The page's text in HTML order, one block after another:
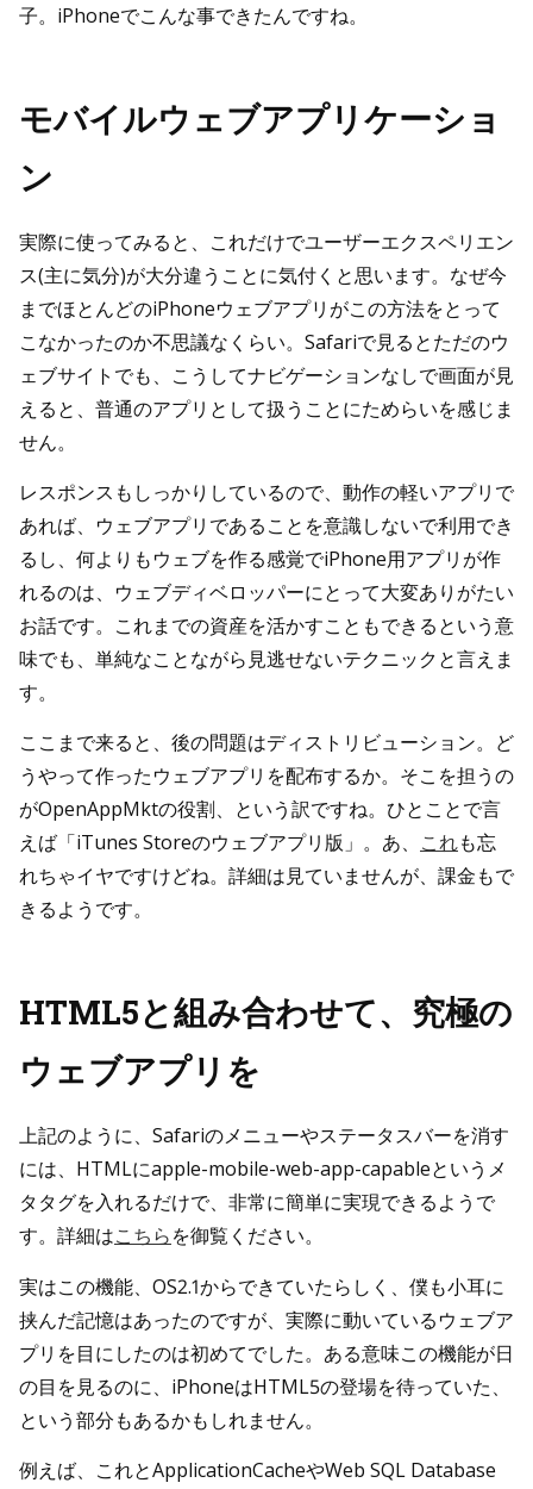
子。iPhoneでこんな事できたんですね。
モバイルウェブアプリケーショ
ン
実際に使ってみると、これだけでユーザーエクスペリエン
ス(主に気分)が大分違うことに気付くと思います。なぜ今
までほとんどのiPhoneウェブアプリがこの方法をとって
こなかったのか不思議なくらい。Safariで見るとただのウ
ェブサイトでも、こうしてナビゲーションなしで画面が見
えると、普通のアプリとして扱うことにためらいを感じま
せん。
レスポンスもしっかりしているので、動作の軽いアプリで
あれば、ウェブアプリであることを意識しないで利用でき
るし、何よりもウェブを作る感覚でiPhone用アプリが作
れるのは、ウェブディベロッパーにとって大変ありがたい
お話です。これまでの資産を活かすこともできるという意
味でも、単純なことながら見逃せないテクニックと言えま
す。
ここまで来ると、後の問題はディストリビューション。ど
うやって作ったウェブアプリを配布するか。そこを担うの
がOpenAppMktの役割、という訳ですね。ひとことで言
えば「iTunes Storeのウェブアプリ版」。あ、 これも忘
れちゃイヤですけどね。詳細は見ていませんが、課金もで
きるようです。
HTML5と組み合わせて、究極の
ウェブアプリを
上記のように、Safariのメニューやステータスバーを消す
には、HTMLにapple-mobile-web-app-capableというメ
タタグを入れるだけで、非常に簡単に実現できるようで
す。詳細はこちらを御覧ください。
実はこの機能、OS2.1からできていたらしく、僕も小耳に
挟んだ記憶はあったのですが、実際に動いているウェブア
プリを目にしたのは初めてでした。ある意味この機能が日
の目を見るのに、iPhoneはHTML5の登場を待っていた、
という部分もあるかもしれません。
例えば、これとApplicationCacheやWeb SQL Database